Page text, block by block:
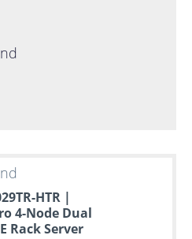
HTR |
4-Node Dual
Rack Server